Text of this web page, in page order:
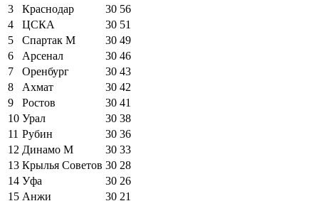
3
Краснодар 30 56
4
ЦСКА 30 51
5
Спартак М 30 49
6
Арсенал 30 46
7
Оренбург 30 43
8
Ахмат 30 42
9
Ростов 30 41
10 Урал 30 38
11 Рубин 30 36
12 Динамо М 30 33
13 Крылья Советов 30 28
14 Уфа 30 26
15 Анжи 30 21